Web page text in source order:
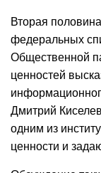
Вторая
федеральных
Общественной
ценностей
Дмитрий
одним из
ценности и